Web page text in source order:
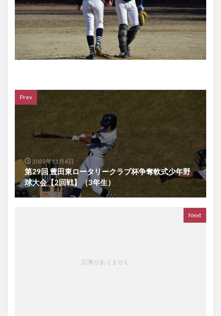
Prev
2022年11月6日
第29回 豊田東ロータリークラブ杯争奪軟式少年野
球大会【2回戦】（3年生）
Next
記事がありません